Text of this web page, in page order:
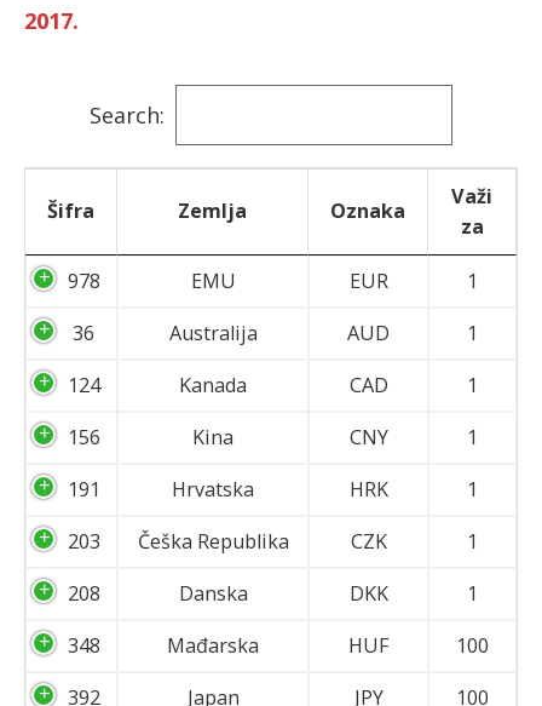
2017.
Search:
Šifra Zemlja Oznaka
Važi
za
978 EMU EUR
1
36
Australija AUD
1
124
Kanada CAD
1
156
Kina CNY
1
191
Hrvatska HRK
1
203
Češka Republika CZK
1
208
Danska DKK
1
348
Mađarska HUF
100
392
Japan JPY
100